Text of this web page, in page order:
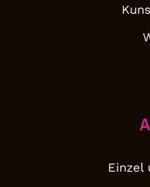
Einzel